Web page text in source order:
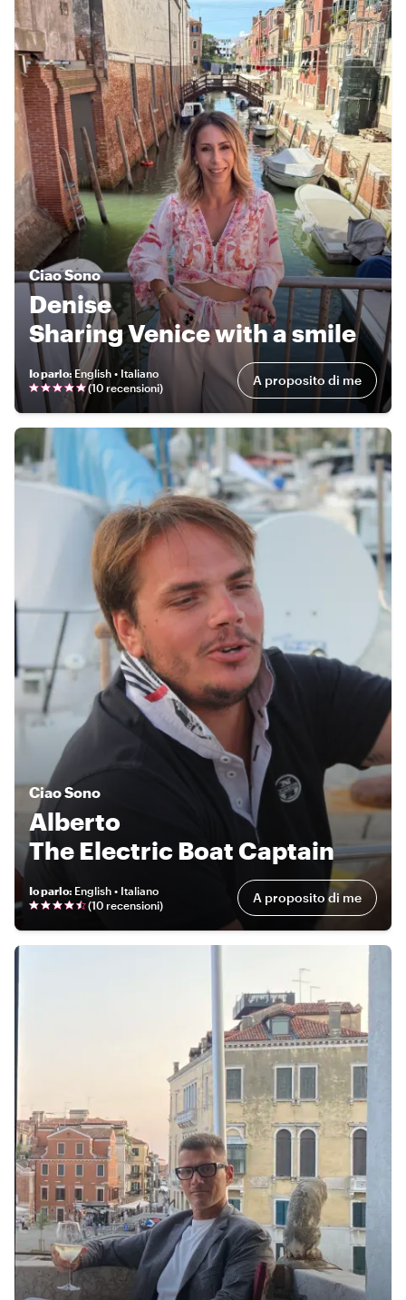
CiaoSono
Denise
Sharing Venice with a smile
Io parlo: English • Italiano
(10 recensioni) A proposito di me
CiaoSono
Alberto
The Electric Boat Captain
Io parlo: English • Italiano
(10 recensioni) A proposito di me